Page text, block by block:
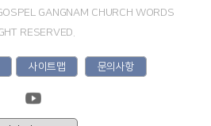
GANGNAM CHURCH WORDS
RESERVED.
사이트맵 문의사항